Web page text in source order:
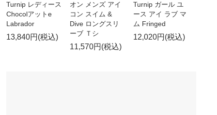
Turnip レディース
Chocolアットe
Labrador
13,840円(税込)
オン メンズ アイ
コン スイム &
Dive ロングスリ
ーブ Ｔシ
11,570円(税込)
Turnip ガール ユ
ース アイ ラブ マ
ム Fringed
12,020円(税込)